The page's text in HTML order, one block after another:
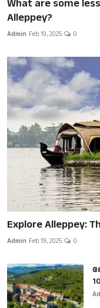
What are some
Alleppey?
Admin Feb 19, 2025 0
Explore Alleppey:
Admin Feb 19, 2025 0